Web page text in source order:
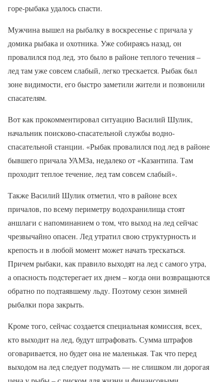
горе-рыбака удалось спасти.
Мужчина вышел на рыбалку в воскресенье с причала у
домика рыбака и охотника. Уже собираясь назад, он
провалился под лед, это было в районе теплого течения –
лед там уже совсем слабый, легко трескается. Рыбак был
зоне видимости, его быстро заметили жители и позвонили
спасателям.
Вот как прокомментировал ситуацию Василий Шулик,
начальник поисково-спасательной службы водно-
спасательной станции. «Рыбак провалился под лед в районе
бывшего причала УАМЗа, недалеко от «Казантипа. Там
проходит теплое течение, лед там совсем слабый».
Также Василий Шулик отметил, что в районе всех
причалов, по всему периметру водохранилища стоят
аншлаги с напоминанием о том, что выход на лед сейчас
чрезвычайно опасен. Лед утратил свою структурность и
крепость и в любой момент может начать трескаться.
Причем рыбаки, как правило выходят на лед с самого утра,
а опасность подстерегает их днем – когда они возвращаются
обратно по подтаявшему льду. Поэтому сезон зимней
рыбалки пора закрыть.
Кроме того, сейчас создается специальная комиссия, всех,
кто выходит на лед, будут штрафовать. Сумма штрафов
оговаривается, но будет она не маленькая. Так что перед
выходом на лед следует подумать — не слишком ли дорогая